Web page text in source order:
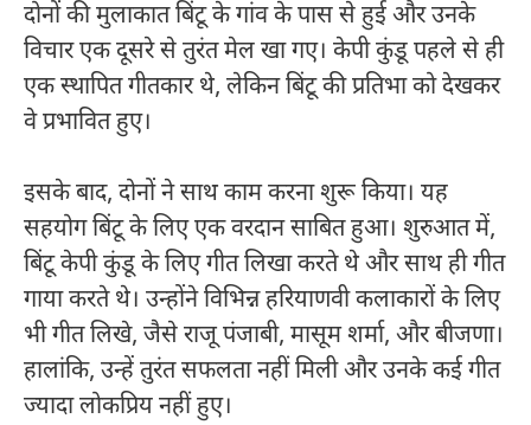
दोनों की मुलाकात बिंटू के गांव के पास से हुई और उनके
विचार एक दूसरे से तुरंत मेल खा गए। केपी कुंडू पहले से ही
एक स्थापित गीतकार थे, लेकिन बिंटू की प्रतिभा को देखकर
वे प्रभावित हुए।
इसके बाद, दोनों ने साथ काम करना शुरू किया। यह
सहयोग बिंटू के लिए एक वरदान साबित हुआ। शुरुआत में,
बिंटू केपी कुंडू के लिए गीत लिखा करते थे और साथ ही गीत
गाया करते थे। उन्होंने विभिन्न हरियाणवी कलाकारों के लिए
भी गीत लिखे, जैसे राजू पंजाबी, मासूम शर्मा, और बीजणा।
हालांकि, उन्हें तुरंत सफलता नहीं मिली और उनके कई गीत
ज्यादा लोकप्रिय नहीं हुए।